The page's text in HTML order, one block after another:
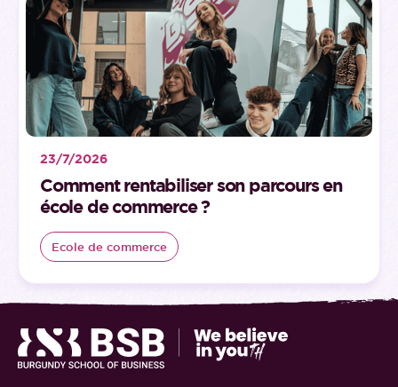
23/7/2026
Comment rentabiliser son parcours en
école de commerce ?
Ecole de commerce